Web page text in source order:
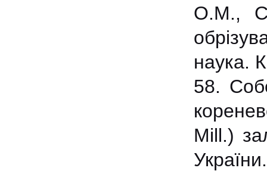
О.М.,
наука.
58.
Mill.)